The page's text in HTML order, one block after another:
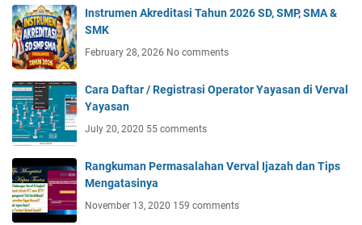
Instrumen Akreditasi Tahun 2026 SD, SMP, SMA &
SMK
February 28, 2026 No comments
Cara Daftar / Registrasi Operator Yayasan di Verval
Yayasan
July 20, 2020 55 comments
Rangkuman Permasalahan Verval Ijazah dan Tips
Mengatasinya
November 13, 2020 159 comments